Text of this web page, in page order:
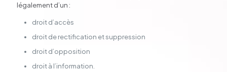
légalement d’un :
droit d’accès
droit de rectification et suppression
droit d’opposition
droit à l’information.